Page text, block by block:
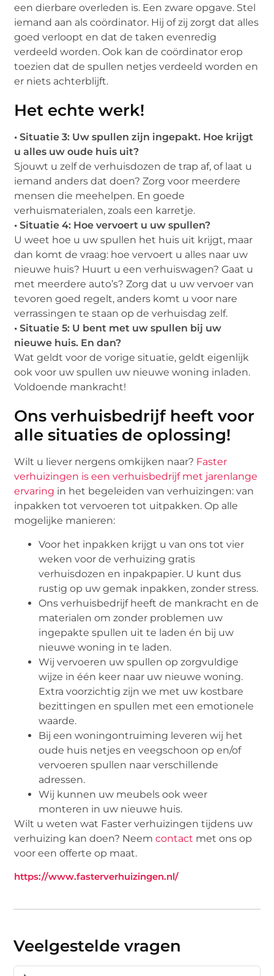
een dierbare overleden is. Een zware opgave. Stel
iemand aan als coördinator. Hij of zij zorgt dat alles
goed verloopt en dat de taken evenredig
verdeeld worden. Ook kan de coördinator erop
toezien dat de spullen netjes verdeeld worden en
er niets achterblijft.
Het echte werk!
• Situatie 3: Uw spullen zijn ingepakt. Hoe krijgt
u alles uw oude huis uit?
Sjouwt u zelf de verhuisdozen de trap af, of laat u
iemand anders dat doen? Zorg voor meerdere
mensen die meehelpen. En goede
verhuismaterialen, zoals een karretje.
• Situatie 4: Hoe vervoert u uw spullen?
U weet hoe u uw spullen het huis uit krijgt, maar
dan komt de vraag: hoe vervoert u alles naar uw
nieuwe huis? Huurt u een verhuiswagen? Gaat u
met meerdere auto’s? Zorg dat u uw vervoer van
tevoren goed regelt, anders komt u voor nare
verrassingen te staan op de verhuisdag zelf.
• Situatie 5: U bent met uw spullen bij uw
nieuwe huis. En dan?
Wat geldt voor de vorige situatie, geldt eigenlijk
ook voor uw spullen uw nieuwe woning inladen.
Voldoende mankracht!
Ons verhuisbedrijf heeft voor
alle situaties de oplossing!
Wilt u liever nergens omkijken naar? Faster
verhuizingen is een verhuisbedrijf met jarenlange
ervaring in het begeleiden van verhuizingen: van
inpakken tot vervoeren tot uitpakken. Op alle
mogelijke manieren:
Voor het inpakken krijgt u van ons tot vier
weken voor de verhuizing gratis
verhuisdozen en inpakpapier. U kunt dus
rustig op uw gemak inpakken, zonder stress.
Ons verhuisbedrijf heeft de mankracht en de
materialen om zonder problemen uw
ingepakte spullen uit te laden én bij uw
nieuwe woning in te laden.
Wij vervoeren uw spullen op zorgvuldige
wijze in één keer naar uw nieuwe woning.
Extra voorzichtig zijn we met uw kostbare
bezittingen en spullen met een emotionele
waarde.
Bij een woningontruiming leveren wij het
oude huis netjes en veegschoon op en/of
vervoeren spullen naar verschillende
adressen.
Wij kunnen uw meubels ook weer
monteren in uw nieuwe huis.
Wilt u weten wat Faster verhuizingen tijdens uw
verhuizing kan doen? Neemcontact met ons op
voor een offerte op maat.
https://www.fasterverhuizingen.nl/
Veelgestelde vragen